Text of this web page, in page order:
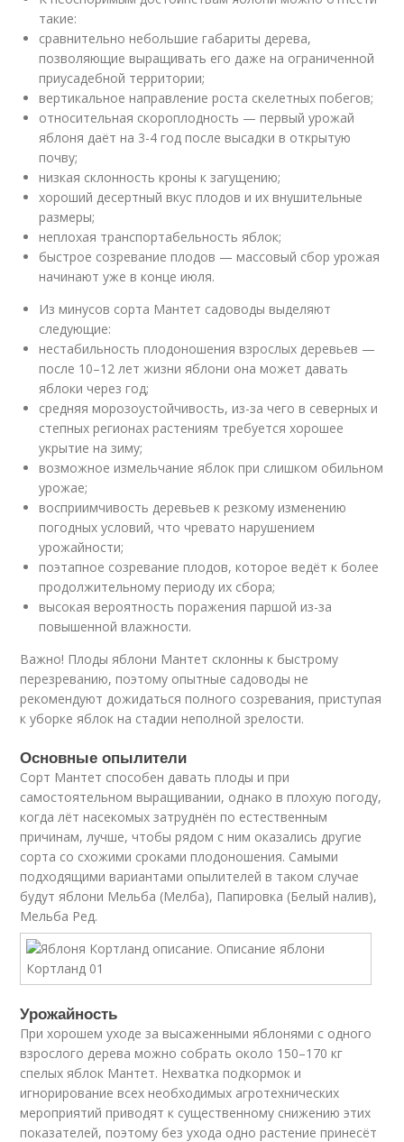
такие:
сравнительно небольшие габариты дерева,
позволяющие выращивать его даже на ограниченной
приусадебной территории;
вертикальное направление роста скелетных побегов;
относительная скороплодность — первый урожай
яблоня даёт на 3-4 год после высадки в открытую
почву;
низкая склонность кроны к загущению;
хороший десертный вкус плодов и их внушительные
размеры;
неплохая транспортабельность яблок;
быстрое созревание плодов — массовый сбор урожая
начинают уже в конце июля.
Из минусов сорта Мантет садоводы выделяют
следующие:
нестабильность плодоношения взрослых деревьев —
после 10–12 лет жизни яблони она может давать
яблоки через год;
средняя морозоустойчивость, из-за чего в северных и
степных регионах растениям требуется хорошее
укрытие на зиму;
возможное измельчание яблок при слишком обильном
урожае;
восприимчивость деревьев к резкому изменению
погодных условий, что чревато нарушением
урожайности;
поэтапное созревание плодов, которое ведёт к более
продолжительному периоду их сбора;
высокая вероятность поражения паршой из-за
повышенной влажности.
Важно! Плоды яблони Мантет склонны к быстрому
перезреванию, поэтому опытные садоводы не
рекомендуют дожидаться полного созревания, приступая
к уборке яблок на стадии неполной зрелости.
Основные опылители
Сорт Мантет способен давать плоды и при
самостоятельном выращивании, однако в плохую погоду,
когда лёт насекомых затруднён по естественным
причинам, лучше, чтобы рядом с ним оказались другие
сорта со схожими сроками плодоношения. Самыми
подходящими вариантами опылителей в таком случае
будут яблони Мельба (Мелба), Папировка (Белый налив),
Мельба Ред.
Урожайность
При хорошем уходе за высаженными яблонями с одного
взрослого дерева можно собрать около 150–170 кг
спелых яблок Мантет. Нехватка подкормок и
игнорирование всех необходимых агротехнических
мероприятий приводят к существенному снижению этих
показателей, поэтому без ухода одно растение принесёт